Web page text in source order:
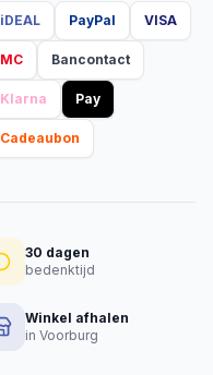
iDEAL PayPal VISA
MC Bancontact
Klarna Pay
Cadeaubon
30 dagen
bedenktijd
Winkel afhalen
in Voorburg